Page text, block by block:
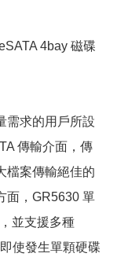
4bay 磁碟
需求的用戶所設
傳輸介面，傳
檔案傳輸絕佳的
面，GR5630 單
並支援多種
使發生單顆硬碟